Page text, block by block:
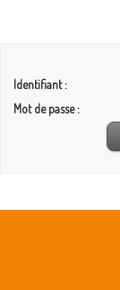
Identifiant :
Mot de passe :